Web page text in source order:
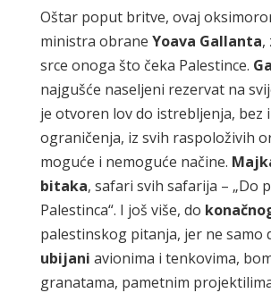
Oštar poput britve, ovaj
ministra obrane Yoava Gallanta,
srce onoga što čeka Palestince.
najgušće naseljeni rezervat na
je otvoren lov do istrebljenja, bez
ograničenja, iz svih raspoloživih
moguće i nemoguće načine.
bitaka, safari svih safarija – „Do
Palestinca“. I još više, do
palestinskog pitanja, jer ne samo
ubijani avionima i tenkovima,
granatama, pametnim